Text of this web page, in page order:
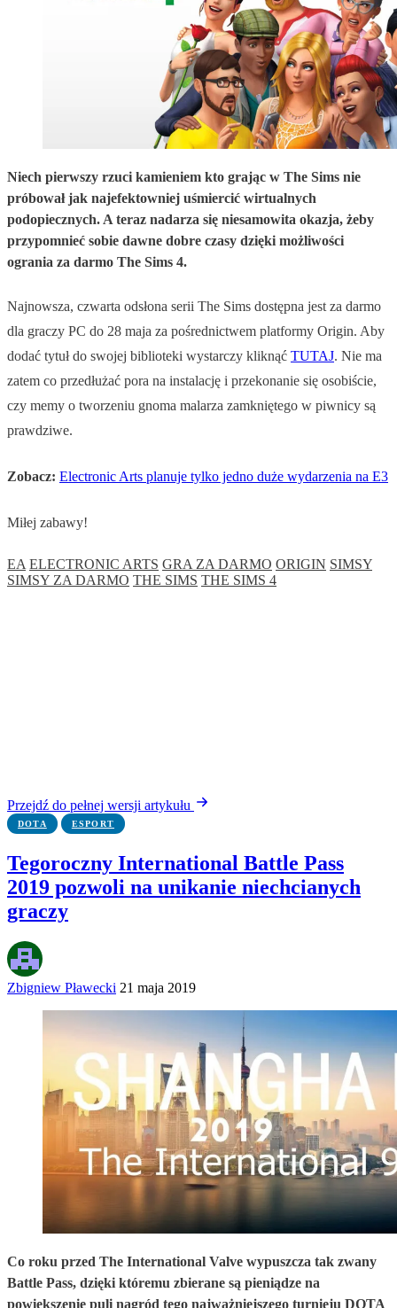
Niech pierwszy rzuci kamieniem kto grając w The Sims nie
próbował jak najefektowniej uśmiercić wirtualnych
podopiecznych. A teraz nadarza się niesamowita okazja, żeby
przypomnieć sobie dawne dobre czasy dzięki możliwości
ogrania za darmo The Sims 4.
Najnowsza, czwarta odsłona serii The Sims dostępna jest za darmo
dla graczy PC do 28 maja za pośrednictwem platformy Origin. Aby
dodać tytuł do swojej biblioteki wystarczy kliknąć TUTAJ. Nie ma
zatem co przedłużać pora na instalację i przekonanie się osobiście,
czy memy o tworzeniu gnoma malarza zamkniętego w piwnicy są
prawdziwe.
Zobacz: Electronic Arts planuje tylko jedno duże wydarzenia na E3
Miłej zabawy!
EA ELECTRONIC ARTS GRA ZA DARMO ORIGIN SIMSY
SIMSY ZA DARMO THE SIMS THE SIMS 4
Przejdź do pełnej wersji artykułu
DOTA ESPORT
Tegoroczny International Battle Pass
2019 pozwoli na unikanie niechcianych
graczy
Zbigniew Pławecki 21 maja 2019
Co roku przed The International Valve wypuszcza tak zwany
Battle Pass, dzięki któremu zbierane są pieniądze na
powiększenie puli nagród tego najważniejszego turnieju DOTA